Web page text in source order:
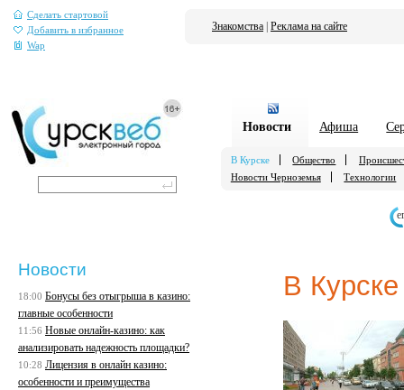
Сделать стартовой
Добавить в избранное
Wap
Знакомства Реклама на сайте
Новости Афиша
В Курске Общество
Новости Черноземья
Технологии
В Курске
Новости
18:00 Бонусы без отыгрыша в казино:
главные особенности
11:56 Новые онлайн-казино: как
анализировать надежность площадки?
10:28 Лицензия в онлайн казино:
особенности и преимущества